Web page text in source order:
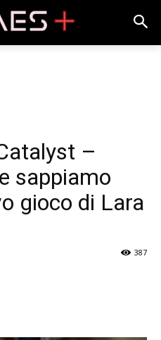
–
sappiamo
gioco di Lara
387